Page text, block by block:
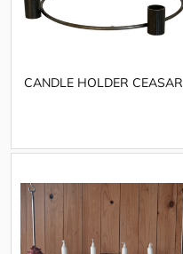
CANDLE HOLDER CEASAR